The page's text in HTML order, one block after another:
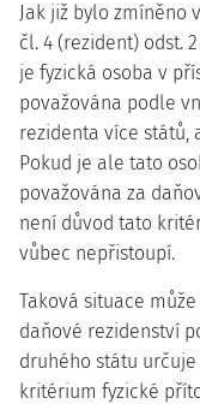
Jak již bylo zmíněno
čl. 4 (rezident) odst.
je fyzická osoba v
považována podle
rezidenta více států,
Pokud je ale tato
považována za
není důvod tato
vůbec nepřistoupí.
Taková situace
daňové rezidenství
druhého státu
kritérium fyzické